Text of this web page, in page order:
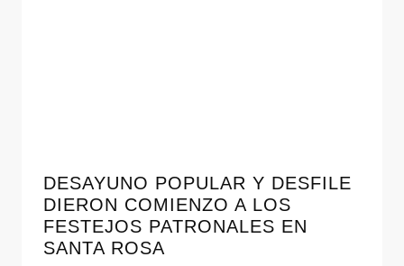
DESAYUNO POPULAR Y DESFILE
DIERON COMIENZO A LOS
FESTEJOS PATRONALES EN
SANTA ROSA